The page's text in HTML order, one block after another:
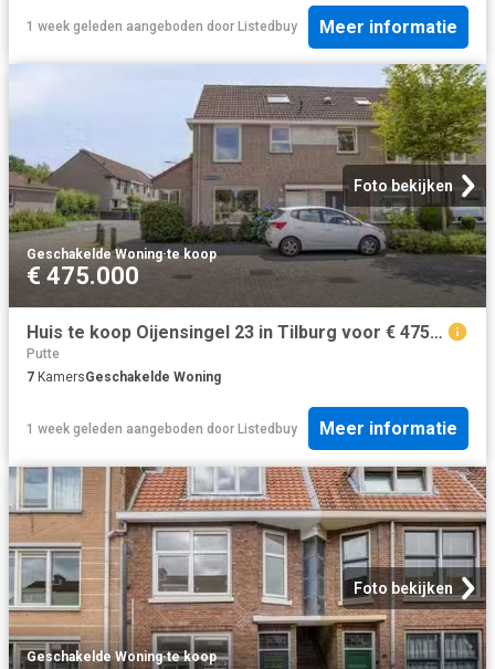
1 week geleden aangeboden door Listedbuy Meer informatie
Foto bekijken
Geschakelde Woning·te koop
€ 475.000
Huis te koop Oijensingel 23 in Tilburg voor € 475.000
Putte
7 KamersGeschakelde Woning
1 week geleden aangeboden door Listedbuy Meer informatie
Foto bekijken
Geschakelde Woning·te koop